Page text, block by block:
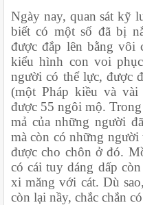
Ngày nay, quan sát kỹ
biết có một số đã bị
được đắp lên bằng vôi
kiểu hình con voi
người có thể lực, được
(một Pháp kiều và
được 55 ngôi mộ.
mả của những người
mà còn có những
được cho chôn ở đó.
có cái tuy dáng dấp
xi măng với cát. Dù
còn lại nầy, chắc chắn